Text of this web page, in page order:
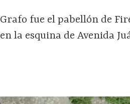
Grafo fue el pabellón de
en la esquina de Avenida